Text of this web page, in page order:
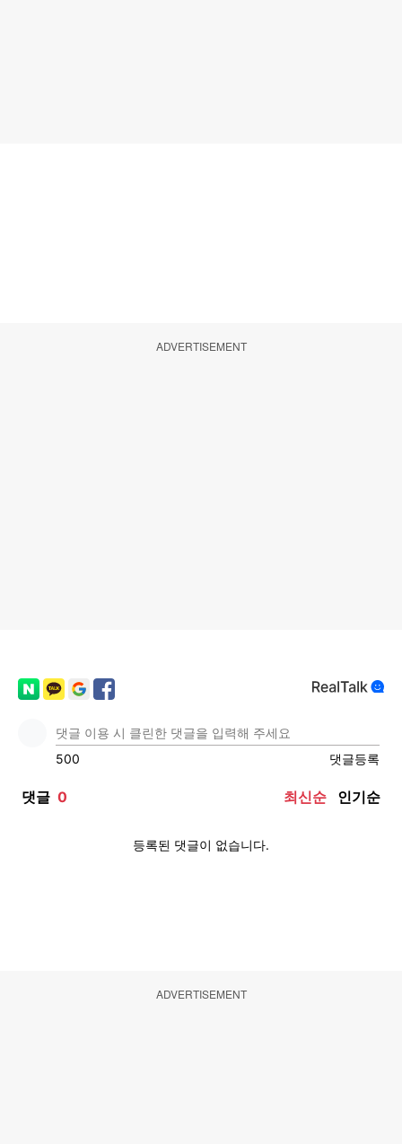
ADVERTISEMENT
ADVERTISEMENT